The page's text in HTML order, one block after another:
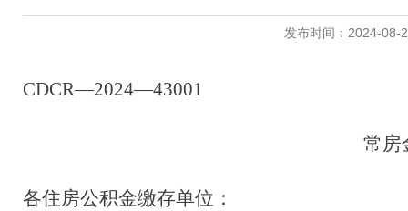
发布时间：2024-08-
CDCR—2024—43001
常房
各住房公积金缴存单位：